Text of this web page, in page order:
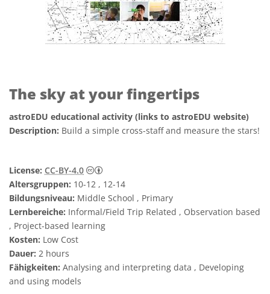
The sky at your fingertips
astroEDU educational activity (links to astroEDU website)
Description: Build a simple cross-staff and measure the stars!
License: CC-BY-4.0
Creative Commons Namensnennung 4.0
Altersgruppen: 10-12 , 12-14
Bildungsniveau: Middle School , Primary
Lernbereiche: Informal/Field Trip Related , Observation based
, Project-based learning
Kosten: Low Cost
Dauer: 2 hours
Fähigkeiten: Analysing and interpreting data , Developing
and using models